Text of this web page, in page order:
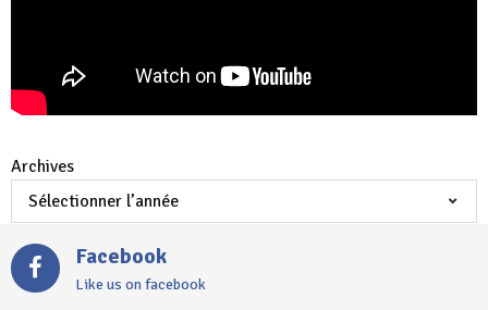
Archives
Facebook
Like us on facebook